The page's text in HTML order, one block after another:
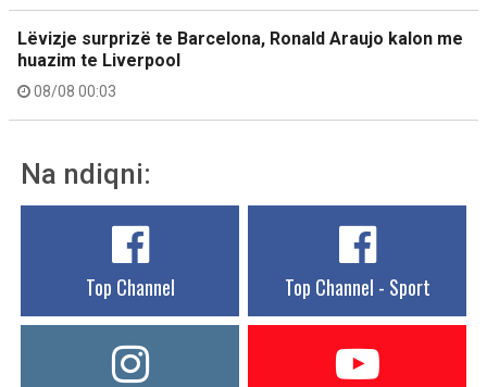
Lëvizje surprizë te Barcelona, Ronald Araujo kalon me
huazim te Liverpool
08/08 00:03
Na ndiqni:
Top Channel Top Channel - Sport